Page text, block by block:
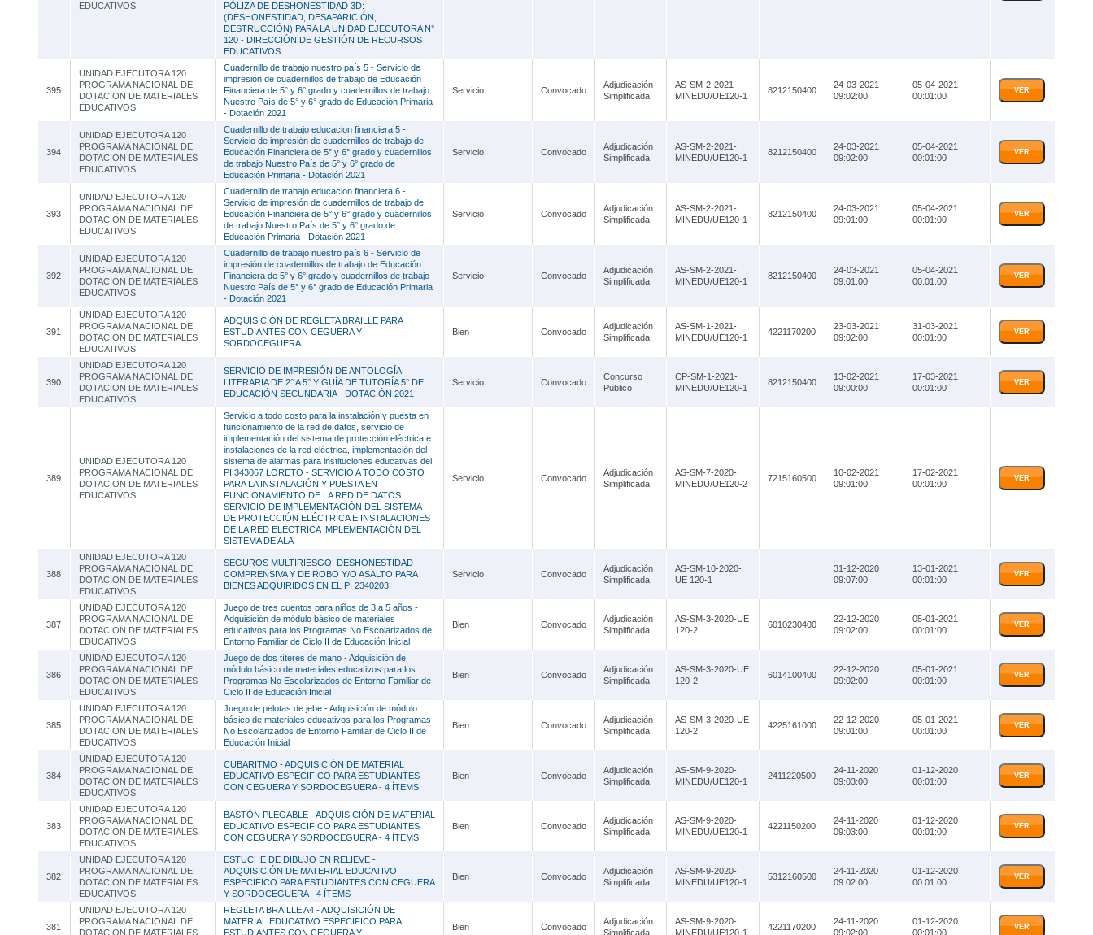
San Martín
Tacna
Ucayali
EDUCATIVOS
PÓLIZA DE DESHONESTIDAD 3D:
(DESHONESTIDAD, DESAPARICIÓN,
DESTRUCCIÓN) PARA LA UNIDAD EJECUTORA N°
120 - DIRECCIÓN DE GESTIÓN DE RECURSOS
EDUCATIVOS
395
UNIDAD EJECUTORA 120
PROGRAMA NACIONAL DE
DOTACION DE MATERIALES
EDUCATIVOS
Cuadernillo de trabajo nuestro país 5 - Servicio de
impresión de cuadernillos de trabajo de Educación
Financiera de 5° y 6° grado y cuadernillos de trabajo
Nuestro País de 5° y 6° grado de Educación Primaria
- Dotación 2021
Servicio Convocado
Adjudicación
Simplificada
AS-SM-2-2021-
MINEDU/UE120-1
8212150400
24-03-2021
09:02:00
05-04-2021
00:01:00
VER
394
UNIDAD EJECUTORA 120
PROGRAMA NACIONAL DE
DOTACION DE MATERIALES
EDUCATIVOS
Cuadernillo de trabajo educacion financiera 5 -
Servicio de impresión de cuadernillos de trabajo de
Educación Financiera de 5° y 6° grado y cuadernillos
de trabajo Nuestro País de 5° y 6° grado de
Educación Primaria - Dotación 2021
Servicio Convocado
Adjudicación
Simplificada
AS-SM-2-2021-
MINEDU/UE120-1
8212150400
24-03-2021
09:02:00
05-04-2021
00:01:00
VER
393
UNIDAD EJECUTORA 120
PROGRAMA NACIONAL DE
DOTACION DE MATERIALES
EDUCATIVOS
Cuadernillo de trabajo educacion financiera 6 -
Servicio de impresión de cuadernillos de trabajo de
Educación Financiera de 5° y 6° grado y cuadernillos
de trabajo Nuestro País de 5° y 6° grado de
Educación Primaria - Dotación 2021
Servicio Convocado
Adjudicación
Simplificada
AS-SM-2-2021-
MINEDU/UE120-1
8212150400
24-03-2021
09:01:00
05-04-2021
00:01:00
VER
392
UNIDAD EJECUTORA 120
PROGRAMA NACIONAL DE
DOTACION DE MATERIALES
EDUCATIVOS
Cuadernillo de trabajo nuestro país 6 - Servicio de
impresión de cuadernillos de trabajo de Educación
Financiera de 5° y 6° grado y cuadernillos de trabajo
Nuestro País de 5° y 6° grado de Educación Primaria
- Dotación 2021
Servicio Convocado
Adjudicación
Simplificada
AS-SM-2-2021-
MINEDU/UE120-1
8212150400
24-03-2021
09:01:00
05-04-2021
00:01:00
VER
391
UNIDAD EJECUTORA 120
PROGRAMA NACIONAL DE
DOTACION DE MATERIALES
EDUCATIVOS
ADQUISICIÓN DE REGLETA BRAILLE PARA
ESTUDIANTES CON CEGUERA Y
SORDOCEGUERA
Bien Convocado
Adjudicación
Simplificada
AS-SM-1-2021-
MINEDU/UE120-1
4221170200
23-03-2021
09:02:00
31-03-2021
00:01:00
VER
390
UNIDAD EJECUTORA 120
PROGRAMA NACIONAL DE
DOTACION DE MATERIALES
EDUCATIVOS
SERVICIO DE IMPRESIÓN DE ANTOLOGÍA
LITERARIA DE 2° A 5° Y GUÍA DE TUTORÍA 5° DE
EDUCACIÓN SECUNDARIA - DOTACIÓN 2021
Servicio Convocado
Concurso
Público
CP-SM-1-2021-
MINEDU/UE120-1
8212150400
13-02-2021
09:00:00
17-03-2021
00:01:00
VER
389
UNIDAD EJECUTORA 120
PROGRAMA NACIONAL DE
DOTACION DE MATERIALES
EDUCATIVOS
Servicio a todo costo para la instalación y puesta en
funcionamiento de la red de datos, servicio de
implementación del sistema de protección eléctrica e
instalaciones de la red eléctrica, implementación del
sistema de alarmas para instituciones educativas del
PI 343067 LORETO - SERVICIO A TODO COSTO
PARA LA INSTALACIÓN Y PUESTA EN
FUNCIONAMIENTO DE LA RED DE DATOS
SERVICIO DE IMPLEMENTACIÓN DEL SISTEMA
DE PROTECCIÓN ELÉCTRICA E INSTALACIONES
DE LA RED ELÉCTRICA IMPLEMENTACIÓN DEL
SISTEMA DE ALA
Servicio Convocado
Adjudicación
Simplificada
AS-SM-7-2020-
MINEDU/UE120-2
7215160500
10-02-2021
09:01:00
17-02-2021
00:01:00
VER
388
UNIDAD EJECUTORA 120
PROGRAMA NACIONAL DE
DOTACION DE MATERIALES
EDUCATIVOS
SEGUROS MULTIRIESGO, DESHONESTIDAD
COMPRENSIVA Y DE ROBO Y/O ASALTO PARA
BIENES ADQUIRIDOS EN EL PI 2340203
Servicio Convocado
Adjudicación
Simplificada
AS-SM-10-2020-
UE 120-1
31-12-2020
09:07:00
13-01-2021
00:01:00
VER
387
UNIDAD EJECUTORA 120
PROGRAMA NACIONAL DE
DOTACION DE MATERIALES
EDUCATIVOS
Juego de tres cuentos para niños de 3 a 5 años -
Adquisición de módulo básico de materiales
educativos para los Programas No Escolarizados de
Entorno Familiar de Ciclo II de Educación Inicial
Bien Convocado
Adjudicación
Simplificada
AS-SM-3-2020-UE
120-2
6010230400
22-12-2020
09:02:00
05-01-2021
00:01:00
VER
386
UNIDAD EJECUTORA 120
PROGRAMA NACIONAL DE
DOTACION DE MATERIALES
EDUCATIVOS
Juego de dos títeres de mano - Adquisición de
módulo básico de materiales educativos para los
Programas No Escolarizados de Entorno Familiar de
Ciclo II de Educación Inicial
Bien Convocado
Adjudicación
Simplificada
AS-SM-3-2020-UE
120-2
6014100400
22-12-2020
09:02:00
05-01-2021
00:01:00
VER
385
UNIDAD EJECUTORA 120
PROGRAMA NACIONAL DE
DOTACION DE MATERIALES
EDUCATIVOS
Juego de pelotas de jebe - Adquisición de módulo
básico de materiales educativos para los Programas
No Escolarizados de Entorno Familiar de Ciclo II de
Educación Inicial
Bien Convocado
Adjudicación
Simplificada
AS-SM-3-2020-UE
120-2
4225161000
22-12-2020
09:01:00
05-01-2021
00:01:00
VER
384
UNIDAD EJECUTORA 120
PROGRAMA NACIONAL DE
DOTACION DE MATERIALES
EDUCATIVOS
CUBARITMO - ADQUISICIÓN DE MATERIAL
EDUCATIVO ESPECIFICO PARA ESTUDIANTES
CON CEGUERA Y SORDOCEGUERA - 4 ÍTEMS
Bien Convocado
Adjudicación
Simplificada
AS-SM-9-2020-
MINEDU/UE120-1
2411220500
24-11-2020
09:03:00
01-12-2020
00:01:00
VER
383
UNIDAD EJECUTORA 120
PROGRAMA NACIONAL DE
DOTACION DE MATERIALES
EDUCATIVOS
BASTÓN PLEGABLE - ADQUISICIÓN DE MATERIAL
EDUCATIVO ESPECIFICO PARA ESTUDIANTES
CON CEGUERA Y SORDOCEGUERA - 4 ÍTEMS
Bien Convocado
Adjudicación
Simplificada
AS-SM-9-2020-
MINEDU/UE120-1
4221150200
24-11-2020
09:03:00
01-12-2020
00:01:00
VER
382
UNIDAD EJECUTORA 120
PROGRAMA NACIONAL DE
DOTACION DE MATERIALES
EDUCATIVOS
ESTUCHE DE DIBUJO EN RELIEVE -
ADQUISICIÓN DE MATERIAL EDUCATIVO
ESPECIFICO PARA ESTUDIANTES CON CEGUERA
Y SORDOCEGUERA - 4 ÍTEMS
Bien Convocado
Adjudicación
Simplificada
AS-SM-9-2020-
MINEDU/UE120-1
5312160500
24-11-2020
09:02:00
01-12-2020
00:01:00
VER
381
UNIDAD EJECUTORA 120
PROGRAMA NACIONAL DE
DOTACION DE MATERIALES
REGLETA BRAILLE A4 - ADQUISICIÓN DE
MATERIAL EDUCATIVO ESPECIFICO PARA
ESTUDIANTES CON CEGUERA Y
Bien Convocado
Adjudicación
Simplificada
AS-SM-9-2020-
MINEDU/UE120-1
4221170200
24-11-2020
09:02:00
01-12-2020
00:01:00
VER